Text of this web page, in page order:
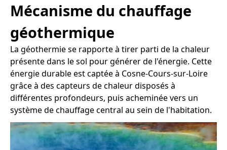
Mécanisme du chauffage
géothermique
La géothermie se rapporte à tirer parti de la chaleur
présente dans le sol pour générer de l'énergie. Cette
énergie durable est captée à Cosne-Cours-sur-Loire
grâce à des capteurs de chaleur disposés à
différentes profondeurs, puis acheminée vers un
système de chauffage central au sein de l'habitation.